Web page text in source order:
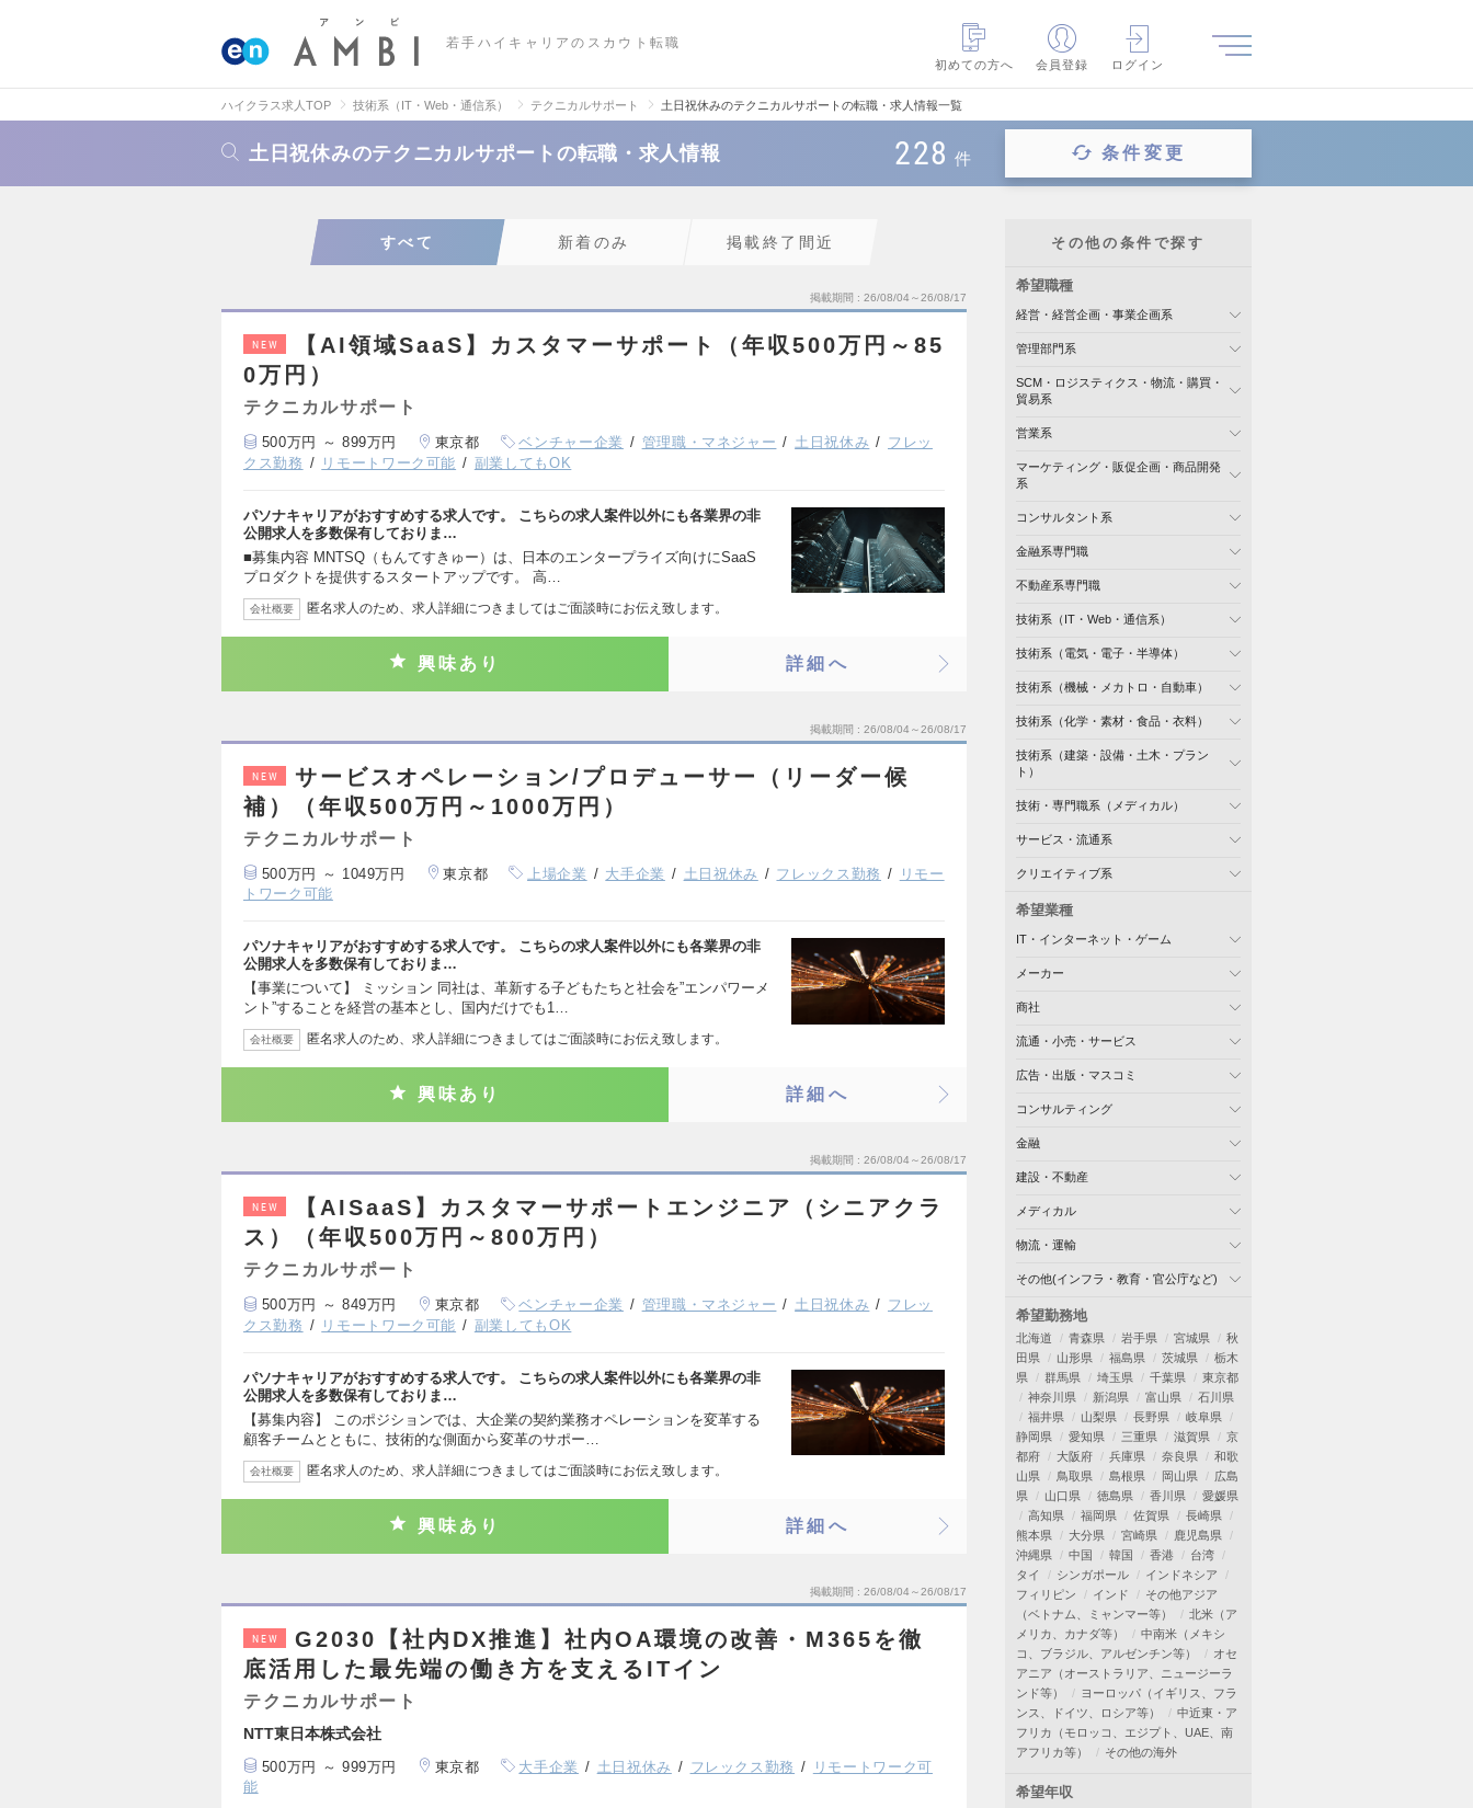
若手ハイキャリアのスカウト転職
初めての方へ
会員登録 ログイン
ハイクラス求人TOP 技術系（IT・Web・通信系） テクニカルサポート 土日祝休みのテクニカルサポートの転職・求人情報一覧
土日祝休みのテクニカルサポートの転職・求人情報 228 件 条件変更
すべて 新着のみ 掲載終了間近
掲載期間 26/08/04～26/08/17
NEW
【AI領域SaaS】カスタマーサポート（年収500万円～85
0万円）
テクニカルサポート
500万円 ～ 899万円 東京都 ベンチャー企業 管理職・マネジャー 土日祝休み
フレッ
クス勤務
リモートワーク可能 副業してもOK
パソナキャリアがおすすめする求人です。 こちらの求人案件以外にも各業界の非
公開求人を多数保有しておりま…
■募集内容 MNTSQ（もんてすきゅー）は、日本のエンタープライズ向けにSaaS
プロダクトを提供するスタートアップです。 高…
会社概要 匿名求人のため、求人詳細につきましてはご面談時にお伝え致します。
興味あり 詳細へ
掲載期間 26/08/04～26/08/17
NEW
サービスオペレーション/プロデューサー（リーダー候
補）（年収500万円～1000万円）
テクニカルサポート
500万円 ～ 1049万円 東京都 上場企業 大手企業 土日祝休み フレックス勤務
リモー
トワーク可能
パソナキャリアがおすすめする求人です。 こちらの求人案件以外にも各業界の非
公開求人を多数保有しておりま…
【事業について】 ミッション 同社は、革新する子どもたちと社会を”エンパワーメ
ント”することを経営の基本とし、国内だけでも1…
会社概要 匿名求人のため、求人詳細につきましてはご面談時にお伝え致します。
興味あり 詳細へ
掲載期間 26/08/04～26/08/17
NEW
【AISaaS】カスタマーサポートエンジニア（シニアクラ
ス）（年収500万円～800万円）
テクニカルサポート
500万円 ～ 849万円 東京都 ベンチャー企業 管理職・マネジャー 土日祝休み
フレッ
クス勤務
リモートワーク可能 副業してもOK
パソナキャリアがおすすめする求人です。 こちらの求人案件以外にも各業界の非
公開求人を多数保有しておりま…
【募集内容】 このポジションでは、大企業の契約業務オペレーションを変革する
顧客チームとともに、技術的な側面から変革のサポー…
会社概要 匿名求人のため、求人詳細につきましてはご面談時にお伝え致します。
興味あり 詳細へ
掲載期間 26/08/04～26/08/17
NEW
G2030【社内DX推進】社内OA環境の改善・M365を徹
底活用した最先端の働き方を支えるITイン
テクニカルサポート
NTT東日本株式会社
500万円 ～ 999万円 東京都 大手企業 土日祝休み フレックス勤務
リモートワーク可
能
その他の条件で探す
希望職種
経営・経営企画・事業企画系
管理部門系
SCM・ロジスティクス・物流・購買・
貿易系
営業系
マーケティング・販促企画・商品開発
系
コンサルタント系
金融系専門職
不動産系専門職
技術系（IT・Web・通信系）
技術系（電気・電子・半導体）
技術系（機械・メカトロ・自動車）
技術系（化学・素材・食品・衣料）
技術系（建築・設備・土木・プラン
ト）
技術・専門職系（メディカル）
サービス・流通系
クリエイティブ系
希望業種
IT・インターネット・ゲーム
メーカー
商社
流通・小売・サービス
広告・出版・マスコミ
コンサルティング
金融
建設・不動産
メディカル
物流・運輸
その他(インフラ・教育・官公庁など)
希望勤務地
北海道 青森県 岩手県 宮城県
秋
田県
山形県 福島県 茨城県
栃木
県
群馬県 埼玉県 千葉県
東京都
神奈川県
新潟県 富山県
石川県
福井県
山梨県 長野県
岐阜県
静岡県
愛知県 三重県 滋賀県
京
都府
大阪府 兵庫県 奈良県
和歌
山県
鳥取県 島根県 岡山県
広島
県
山口県 徳島県 香川県
愛媛県
高知県
福岡県 佐賀県
長崎県
熊本県
大分県 宮崎県
鹿児島県
沖縄県
中国 韓国 香港
台湾
タイ
シンガポール
インドネシア
フィリピン
インド
その他アジア
（ベトナム、ミャンマー等）
北米（ア
メリカ、カナダ等）
中南米（メキシ
コ、ブラジル、アルゼンチン等）
オセ
アニア（オーストラリア、ニュージーラ
ンド等）
ヨーロッパ（イギリス、フラ
ンス、ドイツ、ロシア等）
中近東・ア
フリカ（モロッコ、エジプト、UAE、南
アフリカ等）
その他の海外
希望年収